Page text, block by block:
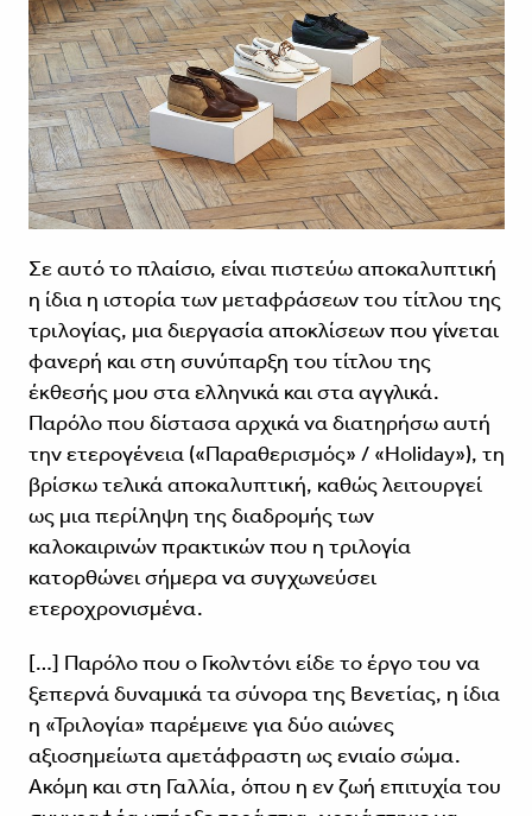
Σε αυτό το πλαίσιο, είναι πιστεύω αποκαλυπτική
η ίδια η ιστορία των μεταφράσεων του τίτλου της
τριλογίας, μια διεργασία αποκλίσεων που γίνεται
φανερή και στη συνύπαρξη του τίτλου της
έκθεσής μου στα ελληνικά και στα αγγλικά.
Παρόλο που δίστασα αρχικά να διατηρήσω αυτή
την ετερογένεια («Παραθερισμός» / «Holiday»), τη
βρίσκω τελικά αποκαλυπτική, καθώς λειτουργεί
ως μια περίληψη της διαδρομής των
καλοκαιρινών πρακτικών που η τριλογία
κατορθώνει σήμερα να συγχωνεύσει
ετεροχρονισμένα.
[…] Παρόλο που ο Γκολντόνι είδε το έργο του να
ξεπερνά δυναμικά τα σύνορα της Βενετίας, η ίδια
η «Τριλογία» παρέμεινε για δύο αιώνες
αξιοσημείωτα αμετάφραστη ως ενιαίο σώμα.
Ακόμη και στη Γαλλία, όπου η εν ζωή επιτυχία του